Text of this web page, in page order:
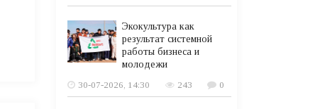
Экокультура как
результат системной
работы бизнеса и
молодежи
30-07-2026, 14:30
243 0